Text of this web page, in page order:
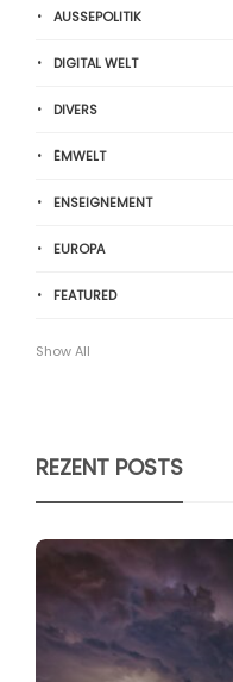
AUSSEPOLITIK
DIGITAL WELT
DIVERS
ËMWELT
ENSEIGNEMENT
EUROPA
FEATURED
Show All
REZENT POSTS